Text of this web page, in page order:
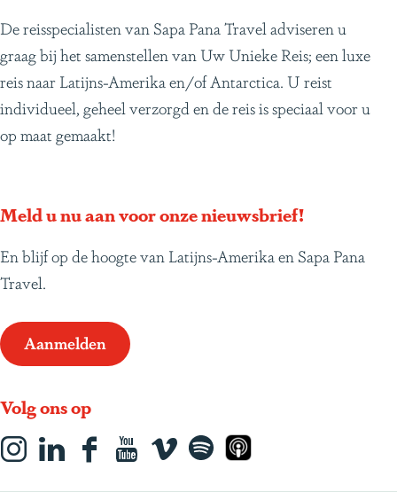
De reisspecialisten van Sapa Pana Travel adviseren u
graag bij het samenstellen van Uw Unieke Reis; een luxe
reis naar Latijns-Amerika en/of Antarctica. U reist
individueel, geheel verzorgd en de reis is speciaal voor u
op maat gemaakt!
Meld u nu aan voor onze nieuwsbrief!
En blijf op de hoogte van Latijns-Amerika en Sapa Pana
Travel.
Aanmelden
Volg ons op
Y
S
A